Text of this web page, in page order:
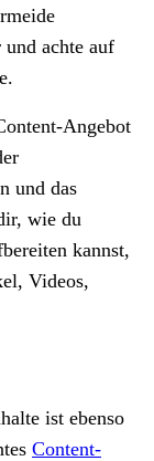
achte auf
Angebot
und das
wie du
kannst,
Videos,
ist ebenso
Content-